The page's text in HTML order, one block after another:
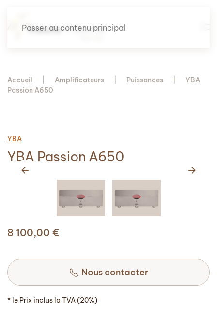
Passer au contenu principal
Accueil Amplificateurs Puissances
YBA
Passion A650
YBA
YBA Passion A650
8 100,00 €
Nous contacter
* le Prix inclus la TVA (20%)